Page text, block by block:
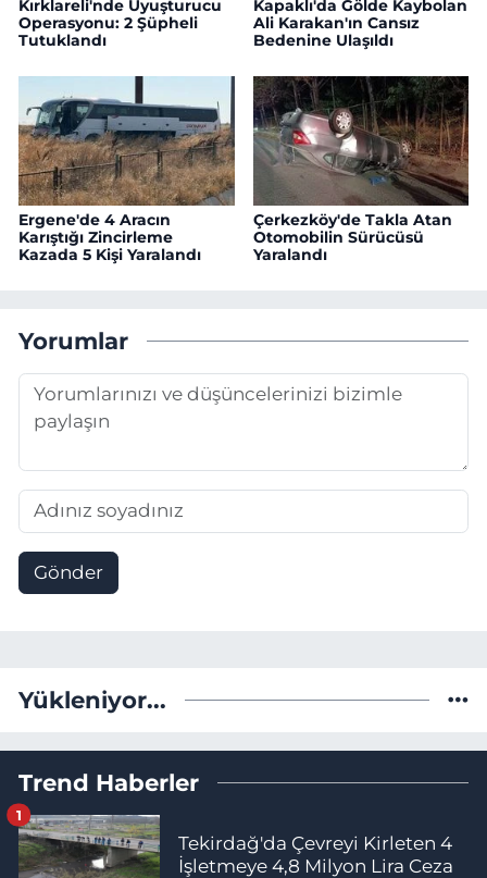
Kırklareli'nde Uyuşturucu
Operasyonu: 2 Şüpheli
Tutuklandı
Kapaklı'da Gölde Kaybolan
Ali Karakan'ın Cansız
Bedenine Ulaşıldı
Ergene'de 4 Aracın
Karıştığı Zincirleme
Kazada 5 Kişi Yaralandı
Çerkezköy'de Takla Atan
Otomobilin Sürücüsü
Yaralandı
Yorumlar
Gönder
Yükleniyor...
Trend Haberler
Tekirdağ'da Çevreyi Kirleten 4
İşletmeye 4,8 Milyon Lira Ceza
1